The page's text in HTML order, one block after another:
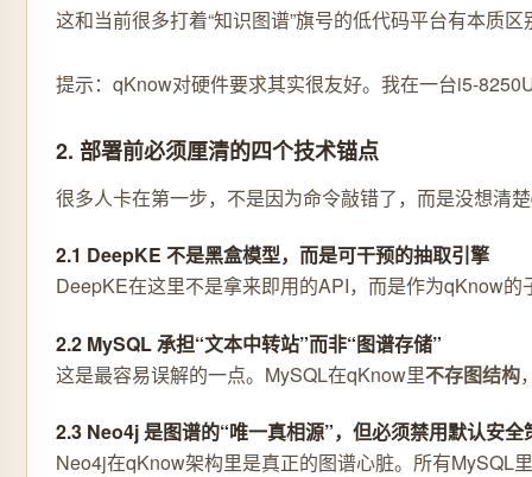
这和当前很多打着“知识图谱”旗号的低代码平台有本质
提示：qKnow对硬件要求其实很友好。我在一台i5-
2. 部署前必须厘清的四个技术锚点
很多人卡在第一步，不是因为命令敲错了，而是没想清
2.1 DeepKE 不是黑盒模型，而是可干预的抽取引擎
DeepKE在这里不是拿来即用的API，而是作为qKnow
2.2 MySQL 承担“文本中转站”而非“图谱存储”
这是最容易误解的一点。MySQL在qKnow里不存图结构
2.3 Neo4j 是图谱的“唯一真相源”，但必须禁用默认安全
Neo4j在qKnow架构里是真正的图谱心脏。所有MySQL